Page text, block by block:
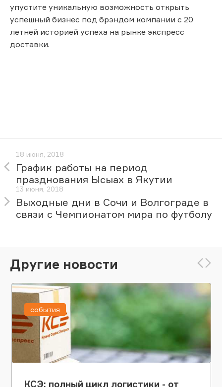
упустите уникальную возможность открыть
успешный бизнес под брэндом компании с 20
летней историей успеха на рынке экспресс
доставки.
18 июня, 2018
График работы на период
празднования Ысыах в Якутии
13 июня, 2018
Выходные дни в Сочи и Волгограде в
связи с Чемпионатом мира по футболу
Другие новости
КСЭ: полный цикл логистики - от
события